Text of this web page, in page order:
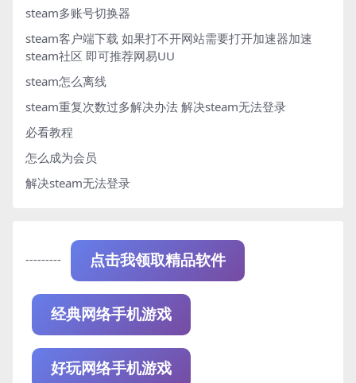
steam多账号切换器
steam客户端下载 如果打不开网站需要打开加速器加速
steam社区 即可推荐网易UU
steam怎么离线
steam重复次数过多解决办法 解决steam无法登录
必看教程
怎么成为会员
解决steam无法登录
--------- 点击我领取精品软件
经典网络手机游戏
好玩网络手机游戏